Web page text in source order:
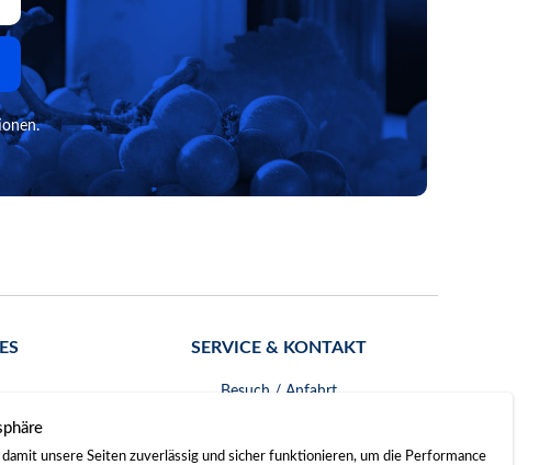
SERVICE & KONTAKT
Besuch / Anfahrt
unsere Seiten zuverlässig und sicher funktionieren, um die Performance